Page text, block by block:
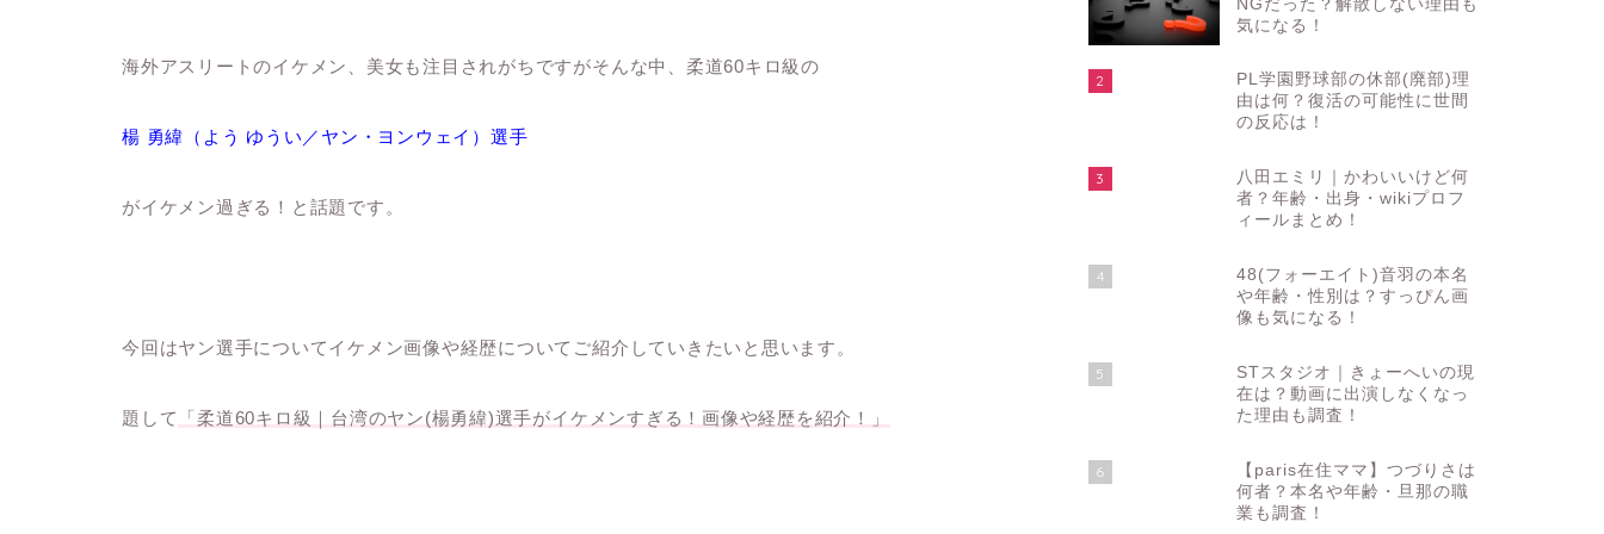
海外アスリートのイケメン、美女も注目されがちですがそんな中、柔道60キロ級の
楊 勇緯（よう ゆうい／ヤン・ヨンウェイ）選手
がイケメン過ぎる！と話題です。
今回はヤン選手についてイケメン画像や経歴についてご紹介していきたいと思います。
題して 「柔道60キロ級｜台湾のヤン(楊勇緯)選手がイケメンすぎる！画像や経歴を紹介！」
NGだった？解散しない理由も
気になる！
2
PL学園野球部の休部(廃部)理
由は何？復活の可能性に世間
の反応は！
3
八田エミリ｜かわいいけど何
者？年齢・出身・wikiプロフ
ィールまとめ！
4
48(フォーエイト)音羽の本名
や年齢・性別は？すっぴん画
像も気になる！
5
STスタジオ｜きょーへいの現
在は？動画に出演しなくなっ
た理由も調査！
6
【paris在住ママ】つづりさは
何者？本名や年齢・旦那の職
業も調査！